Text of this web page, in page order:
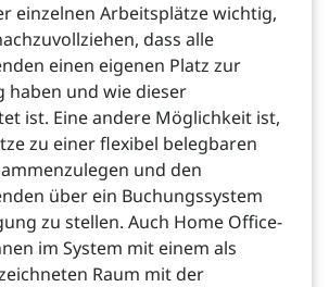
einzelnen Arbeitsplätze wichtig,
dass alle
einen eigenen Platz zur
haben und wie dieser
ist. Eine andere Möglichkeit ist,
zu einer flexibel belegbaren
und den
über ein Buchungssystem
zu stellen. Auch Home Office-
im System mit einem als
Raum mit der